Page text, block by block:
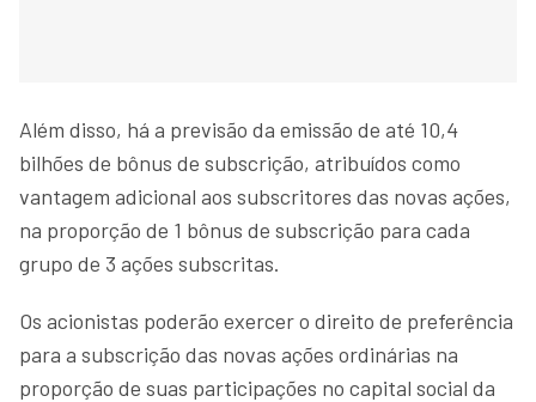
Além disso, há a previsão da emissão de até 10,4
bilhões de bônus de subscrição, atribuídos como
vantagem adicional aos subscritores das novas ações,
na proporção de 1 bônus de subscrição para cada
grupo de 3 ações subscritas.
Os acionistas poderão exercer o direito de preferência
para a subscrição das novas ações ordinárias na
proporção de suas participações no capital social da